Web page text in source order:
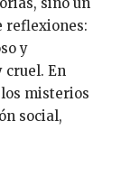
reflexiones:
y
cruel. En
misterios
social,